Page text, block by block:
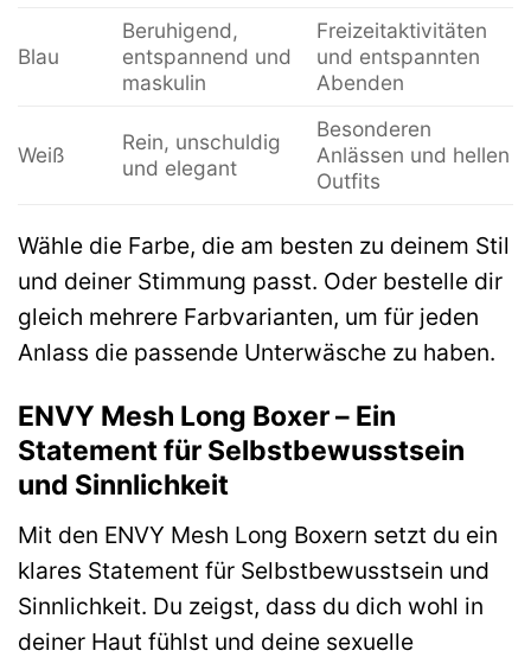
Blau
Beruhigend,
entspannend und
maskulin
Freizeitaktivitäten
und entspannten
Abenden
Weiß
Rein, unschuldig
und elegant
Besonderen
Anlässen und hellen
Outfits
Wähle die Farbe, die am besten zu deinem Stil
und deiner Stimmung passt. Oder bestelle dir
gleich mehrere Farbvarianten, um für jeden
Anlass die passende Unterwäsche zu haben.
ENVY Mesh Long Boxer – Ein
Statement für Selbstbewusstsein
und Sinnlichkeit
Mit den ENVY Mesh Long Boxern setzt du ein
klares Statement für Selbstbewusstsein und
Sinnlichkeit. Du zeigst, dass du dich wohl in
deiner Haut fühlst und deine sexuelle